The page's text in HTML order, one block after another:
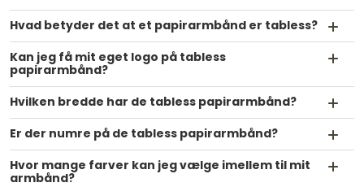
Hvad betyder det at et papirarmbånd er tabless?
Kan jeg få mit eget logo på tabless
papirarmbånd?
Hvilken bredde har de tabless papirarmbånd?
Er der numre på de tabless papirarmbånd?
Hvor mange farver kan jeg vælge imellem til mit
armbånd?